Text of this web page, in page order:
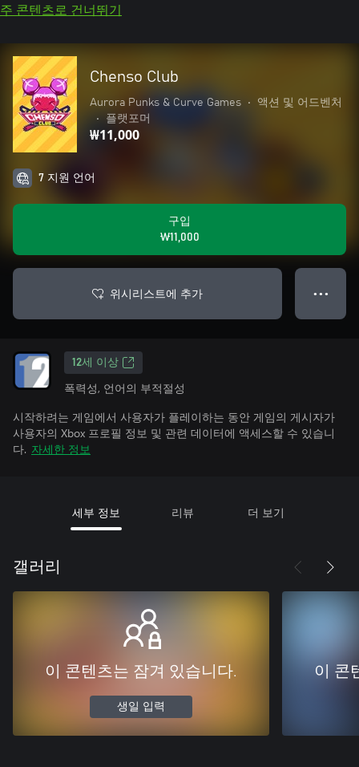
주 콘텐츠로 건너뛰기
Chenso Club
Aurora Punks & Curve Games •
액션 및 어드벤처
•
플랫포머
₩11,000
7 지원 언어
구입
₩11,000
위시리스트에 추가 ● ● ●
12세 이상
폭력성, 언어의 부적절성
시작하려는 게임에서 사용자가 플레이하는 동안 게임의 게시자가
사용자의 Xbox 프로필 정보 및 관련 데이터에 액세스할 수 있습니
다. 자세한 정보
세부 정보 리뷰 더 보기
갤러리
이 콘텐츠는 잠겨 있습니다.
생일 입력
이 콘